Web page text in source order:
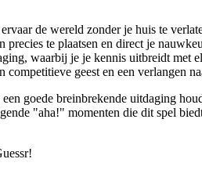
de wereld zonder je huis te
te plaatsen en direct je
waarbij je je kennis uitbreidt met
geest en een verlangen
goede breinbrekende uitdaging
"aha!" momenten die dit spel